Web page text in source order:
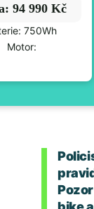
94 990 Kč
750Wh
Motor: